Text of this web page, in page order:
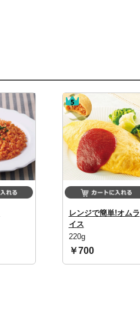
レンジで簡単!オムラ
イス
220g
￥700